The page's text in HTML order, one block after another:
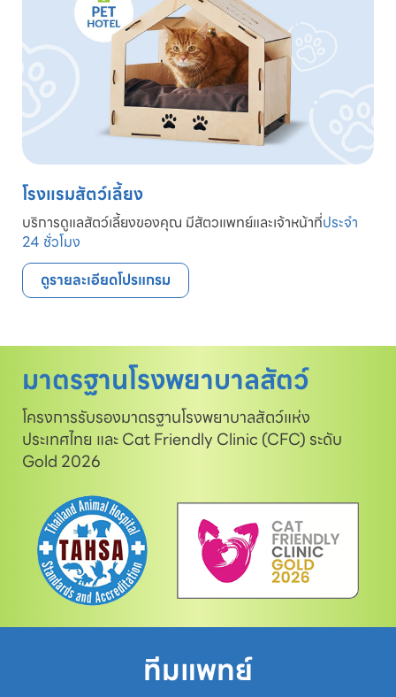
โรงแรมสัตว์เลี้ยง
บริการดูแลสัตว์เลี้ยงของคุณ มีสัตวแพทย์และเจ้าหน้าที่ประจำ
24 ชั่วโมง
ดูรายละเอียดโปรแกรม
มาตรฐานโรงพยาบาลสัตว์
โครงการรับรองมาตรฐานโรงพยาบาลสัตว์แห่ง
ประเทศไทย และ Cat Friendly Clinic (CFC) ระดับ
Gold 2026
ทีมแพทย์